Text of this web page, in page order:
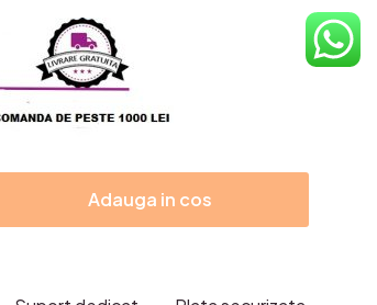
Adauga in cos